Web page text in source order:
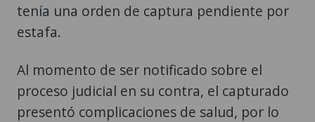
tenía una orden de captura pendiente por
estafa.
Al momento de ser notificado sobre el
proceso judicial en su contra, el capturado
presentó complicaciones de salud, por lo